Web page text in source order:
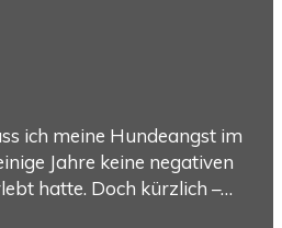
ich meine Hundeangst im
Jahre keine negativen
hatte. Doch kürzlich –…